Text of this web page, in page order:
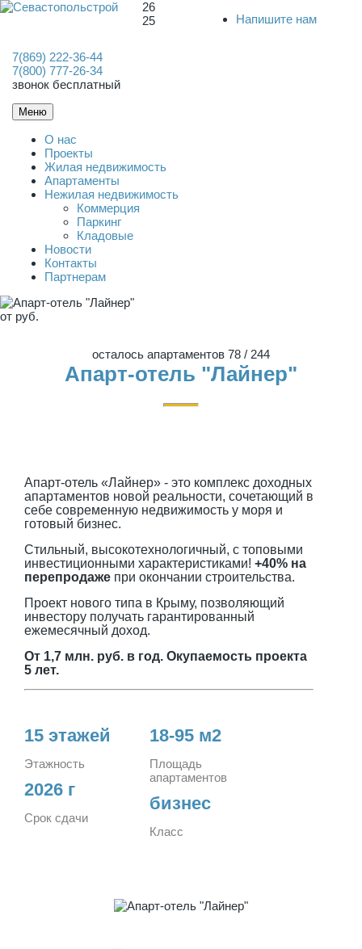
26
25
Напишите нам
7(869) 222-36-44
7(800) 777-26-34
звонок бесплатный
Меню
О нас
Проекты
Жилая недвижимость
Апартаменты
Нежилая недвижимость
Коммерция
Паркинг
Кладовые
Новости
Контакты
Партнерам
от руб.
осталось апартаментов 78 / 244
Апарт-отель "Лайнер"
Апарт-отель «Лайнер» - это комплекс доходных
апартаментов новой реальности, сочетающий в
себе современную недвижимость у моря и
готовый бизнес.
Стильный, высокотехнологичный, с топовыми
инвестиционными характеристиками! +40% на
перепродаже при окончании строительства.
Проект нового типа в Крыму, позволяющий
инвестору получать гарантированный
ежемесячный доход.
От 1,7 млн. руб. в год. Окупаемость проекта
5 лет.
15 этажей
Этажность
2026 г
Срок сдачи
18-95 м2
Площадь
апартаментов
бизнес
Класс